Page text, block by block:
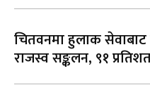
चितवनमा हुलाक
राजस्व सङ्कलन, ९१ प्रतिशत